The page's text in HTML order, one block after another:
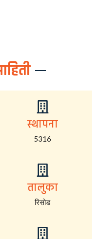
स्थापना
5316
तालुका
रिसोड